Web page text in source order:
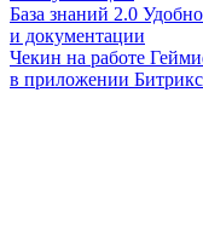
База знаний 2.0
и документации
Чекин на работе
в приложении